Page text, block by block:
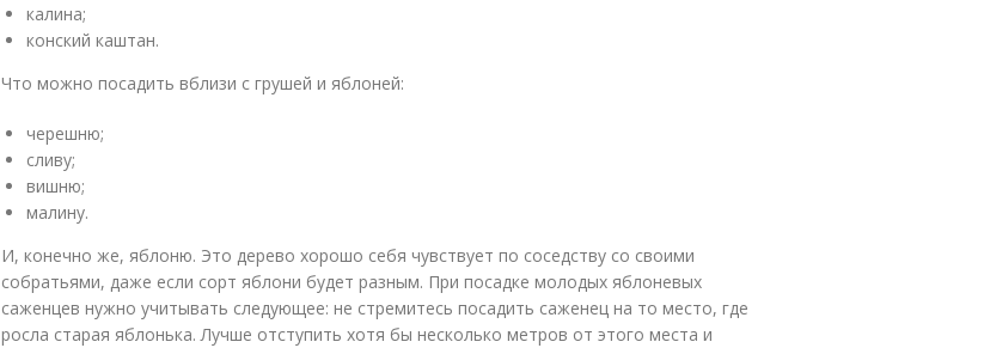
калина;
конский каштан.
Что можно посадить вблизи с грушей и яблоней:
черешню;
сливу;
вишню;
малину.
И, конечно же, яблоню. Это дерево хорошо себя чувствует по соседству со своими
собратьями, даже если сорт яблони будет разным. При посадке молодых яблоневых
саженцев нужно учитывать следующее: не стремитесь посадить саженец на то место, где
росла старая яблонька. Лучше отступить хотя бы несколько метров от этого места и